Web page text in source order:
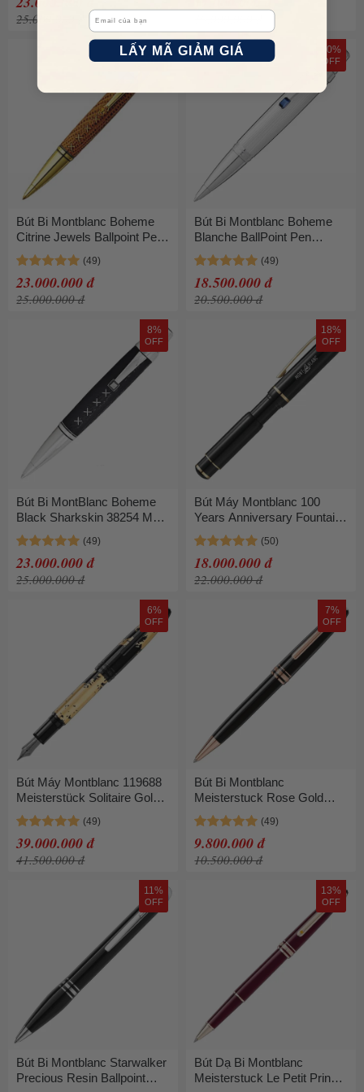
25.000.000 đ
8%
OFF
Bút Bi Montblanc Boheme
Citrine Jewels Ballpoint Pen
9922 Màu Nâu Vàng
23.000.000 đ
25.000.000 đ
10%
OFF
Bút Bi Montblanc Boheme
Blanche BallPoint Pen
111345 Màu Trắng Bạc
18.500.000 đ
20.500.000 đ
8%
OFF
Bút Bi MontBlanc Boheme
Black Sharkskin 38254 Màu
Đen
23.000.000 đ
25.000.000 đ
18%
OFF
Bút Máy Montblanc 100
Years Anniversary Fountain
Pen F Limited Edition 36705
Màu Đen
18.000.000 đ
22.000.000 đ
6%
OFF
Bút Máy Montblanc 119688
Meisterstück Solitaire Gold
Leaf Calligraphy Fountain
Pen M Màu Đen Vàng
39.000.000 đ
41.500.000 đ
7%
OFF
Bút Bi Montblanc
Meisterstuck Rose Gold
Classique MB112679 Màu
Đen
9.800.000 đ
10.500.000 đ
11%
OFF
Bút Bi Montblanc Starwalker
Precious Resin Ballpoint
13%
OFF
Bút Dạ Bi Montblanc
Meisterstuck Le Petit Prince
Email
LẤY MÃ GIẢM GIÁ